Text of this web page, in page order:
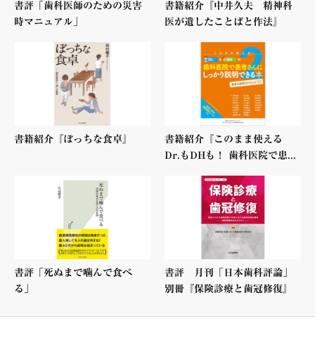
書評「歯科医師のための災害
時マニュアル」
書籍紹介『中井久夫 精神科
医が遺したことばと作法』
書籍紹介『ぼっちな食卓』
書籍紹介『このまま使える
Dr.もDHも！ 歯科医院で患...
書評「死ぬまで噛んで食べ
る」
書評 月刊「日本歯科評論」
別冊『保険診療と歯冠修復』